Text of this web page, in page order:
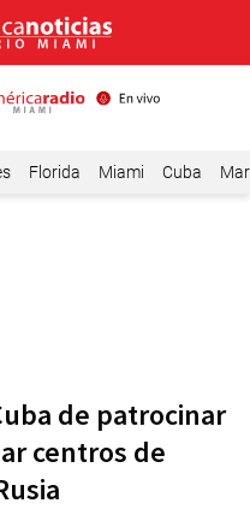
Florida Miami Cuba
de patrocinar
centros de